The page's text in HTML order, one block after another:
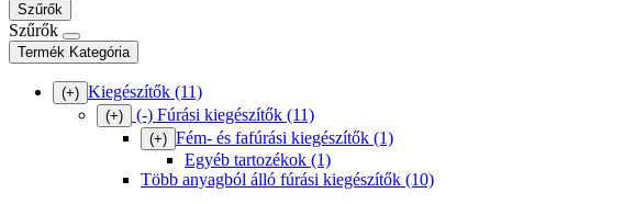
Szűrők
Szűrők
Termék Kategória
(+) Kiegészítők (11)
(+) (-) Fúrási kiegészítők (11)
(+) Fém- és fafúrási kiegészítők (1)
Egyéb tartozékok (1)
Több anyagból álló fúrási kiegészítők (10)